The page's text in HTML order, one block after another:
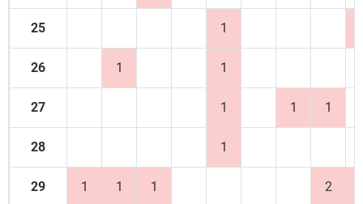
25 1
26 1 1
27 1 1 1
28 1
29 1 1 1 2